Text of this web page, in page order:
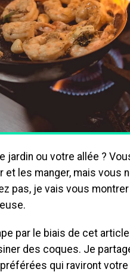
jardin ou votre allée ?
les manger, mais vous
pas, je vais vous
par le biais de cet
des coques. Je
qui raviront votre